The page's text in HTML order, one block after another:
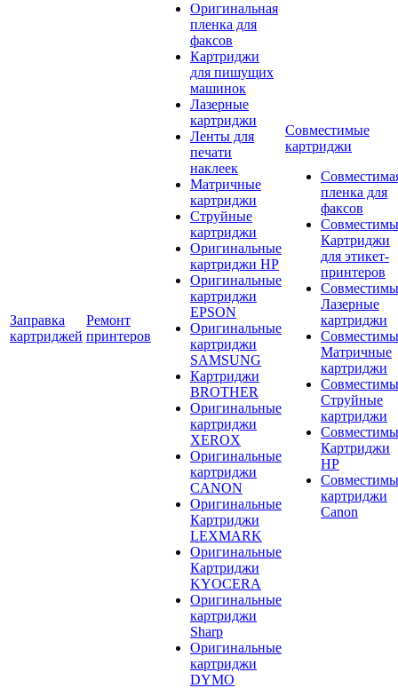
Заправка
картриджей
Ремонт
принтеров
Оригинальная
пленка для
факсов
Картриджи
для пишущих
машинок
Лазерные
картриджи
Ленты для
печати
наклеек
Матричные
картриджи
Струйные
картриджи
Оригинальные
картриджи HP
Оригинальные
картриджи
EPSON
Оригинальные
картриджи
SAMSUNG
Картриджи
BROTHER
Оригинальные
картриджи
XEROX
Оригинальные
картриджи
CANON
Оригинальные
Картриджи
LEXMARK
Оригинальные
Картриджи
KYOCERA
Оригинальные
картриджи
Sharp
Оригинальные
картриджи
DYMO
Совместимые
картриджи
пленка для
факсов
Картриджи
для этикет-
принтеров
Лазерные
картриджи
Матричные
картриджи
Струйные
картриджи
Картриджи
HP
картриджи
Canon